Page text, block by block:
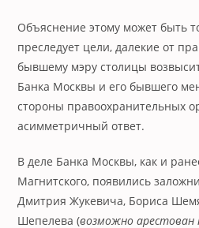
Объяснение этому может быть
преследует цели, далекие от
бывшему мэру столицы
Банка Москвы и его бывшего
стороны правоохранительных
асимметричный ответ.
В деле Банка Москвы, как и
Магнитского, появились
Дмитрия Жукевича, Бориса
Шепелева (возможно